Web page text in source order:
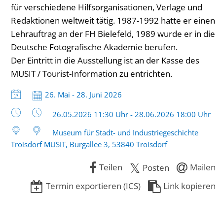
für verschiedene Hilfsorganisationen, Verlage und
Redaktionen weltweit tätig. 1987-1992 hatte er einen
Lehrauftrag an der FH Bielefeld, 1989 wurde er in die
Deutsche Fotografische Akademie berufen.
Der Eintritt in die Ausstellung ist an der Kasse des
MUSIT / Tourist-Information zu entrichten.
Datum:
26. Mai - 28. Juni 2026
Uhrzeit:
26.05.2026 11:30 Uhr - 28.06.2026 18:00 Uhr
Museum für Stadt- und Industriegeschichte
Troisdorf MUSIT, Burgallee 3, 53840 Troisdorf
Teilen Posten
Mailen
Termin exportieren (ICS)
Link kopieren